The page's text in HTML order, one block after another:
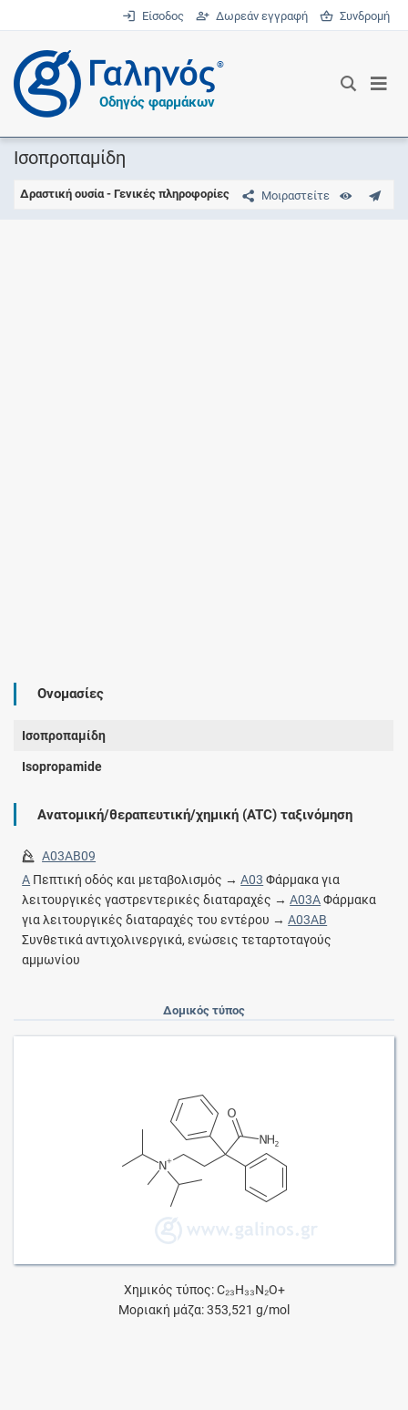
Είσοδος Δωρεάν εγγραφή Συνδρομή
®
Οδηγός φαρμάκων
Ισοπροπαμίδη
Μοιραστείτε
Δραστική ουσία - Γενικές πληροφορίες
Ονομασίες
Ισοπροπαμίδη
Isopropamide
Ανατομική/θεραπευτική/χημική (ATC) ταξινόμηση
A03AB09
A Πεπτική οδός και μεταβολισμός →A03 Φάρμακα για
λειτουργικές γαστρεντερικές διαταραχές →A03AΦάρμακα
για λειτουργικές διαταραχές του εντέρου →A03AB
Συνθετικά αντιχολινεργικά, ενώσεις τεταρτοταγούς
αμμωνίου
Δομικός τύπος
Χημικός τύπος: C₂₃H₃₃N₂O+
Μοριακή μάζα: 353,521 g/mol